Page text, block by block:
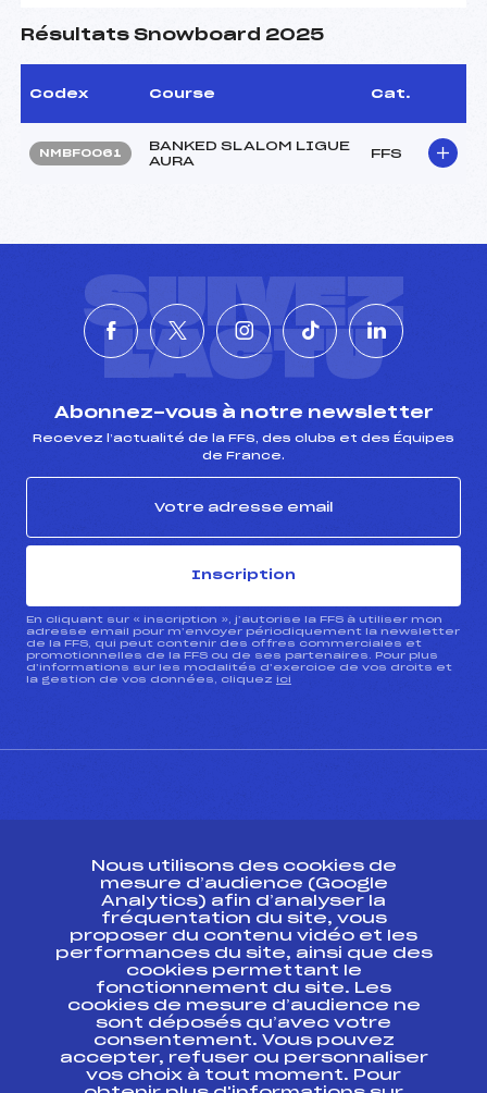
Résultats Snowboard 2025
Codex Course Cat.
NMBF0061
BANKED SLALOM LIGUE
AURA
FFS
SUIVEZ
L'ACTU
Abonnez-vous à notre newsletter
Recevez l’actualité de la FFS, des clubs et des Équipes
de France.
Inscription
En cliquant sur « inscription », j’autorise la FFS à utiliser mon
adresse email pour m’envoyer périodiquement la newsletter
de la FFS, qui peut contenir des offres commerciales et
promotionnelles de la FFS ou de ses partenaires. Pour plus
d’informations sur les modalités d’exercice de vos droits et
la gestion de vos données, cliquez ici
ESPACE PRESSE
Ressources
Pass’Neige
Projet sportif fédéral
Projet de performance fédéral
Antidopage
Pôle Développement, Formation, Suivi
Scientifique
Nous utilisons des cookies de
mesure d’audience (Google
Analytics) afin d’analyser la
fréquentation du site, vous
proposer du contenu vidéo et les
performances du site, ainsi que des
cookies permettant le
fonctionnement du site. Les
cookies de mesure d’audience ne
sont déposés qu’avec votre
consentement. Vous pouvez
accepter, refuser ou personnaliser
vos choix à tout moment. Pour